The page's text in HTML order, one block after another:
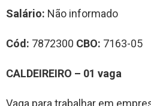
Salário: Não informado
Cód: 7872300 CBO: 7163-05
CALDEIREIRO – 01 vaga
Vaga para trabalhar em